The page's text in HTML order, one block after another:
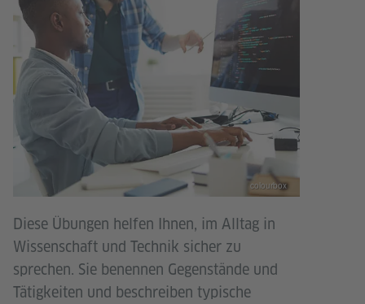
colourbox
Diese Übungen helfen Ihnen, im Alltag in
Wissenschaft und Technik sicher zu
sprechen. Sie benennen Gegenstände und
Tätigkeiten und beschreiben typische